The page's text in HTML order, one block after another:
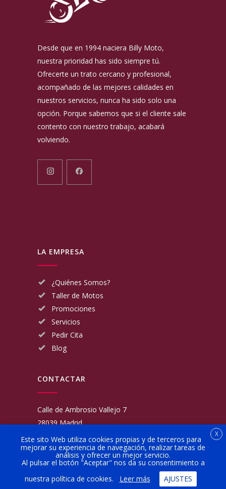
Desde que en 1994 naciera Billy Moto,
nuestra prioridad has sido siempre tú.
Ofrecerte un trato cercano y profesional,
acompañado de las mejores calidades en
nuestros servicios, nunca ha sido solo una
opción. Porque sabemos que si el cliente sale
contento con nuestro trabajo, acabará
volviendo.
LA EMPRESA
¿Quiénes Somos?
Taller de Motos
Promociones
Servicios
Pedir Cita
Blog
CONTACTAR
Calle de Ambrosio Vallejo 7
28039 Madrid
Fijo:
913 117 462
Movil:
676 566 970
administracion@talleresgarciamartinezehijos.com
Lun a Vier: 9:00 a 14:00
X
Este sito Web utiliza cookies propias y de terceros para
mejorar su experiencia de navegación, realizar tareas de
análisis y ofrecer un mejor servicio.
Al pulsar el botón "Aceptar" nos da su consentimiento a
nuestra política de cookies.
Leer más AJUSTES